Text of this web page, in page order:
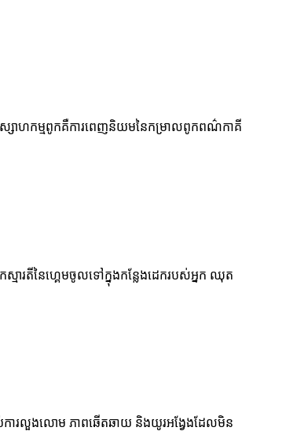
ស្សាហកម្មពូកគឺការពេញនិយមនៃកម្រាលពូកពណ៌កាគី
ារតីនៃហ្គេមចូលទៅក្នុងកន្លែងដេករបស់អ្នក ឈុត
ារលួងលោម ភាពឆើតឆាយ និងយូរអង្វែងដែលមិន